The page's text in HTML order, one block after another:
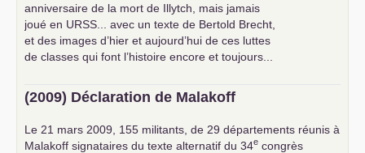
anniversaire de la mort de Illytch, mais jamais
joué en URSS ... avec un texte de Bertold Brecht,
et des images d’hier et aujourd’hui de ces luttes
de classes qui font l’histoire encore et toujours...
(2009) Déclaration de Malakoff
Le 21 mars 2009, 155 militants, de 29 départements réunis à
Malakoff signataires du texte alternatif du 34e congrès